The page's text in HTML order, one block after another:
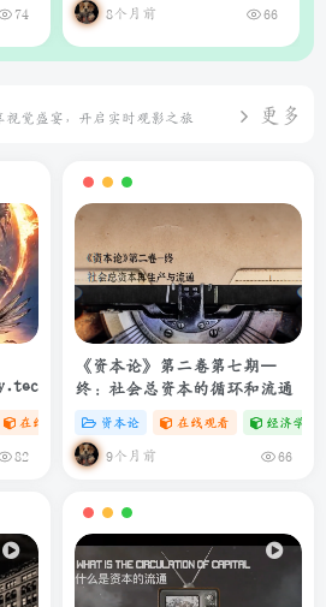
74
理器（支持Web界面与API）
8个月前 66
视觉盛宴，开启实时观影之旅 更多
度盘
在线观看 # 4K # 电影
82
《资本论》第二卷第七期—
终：社会总资本的循环和流通
资本论 在线观看 经济学专
9个月前 66